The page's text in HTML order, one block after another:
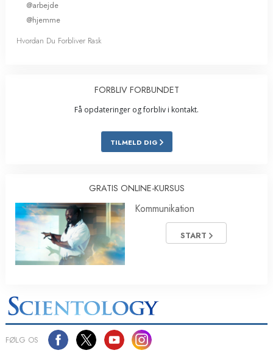
@arbejde
@hjemme
Hvordan Du Forbliver Rask
FORBLIV FORBUNDET
Få opdateringer og forbliv i kontakt.
TILMELD DIG
GRATIS ONLINE-KURSUS
Kommunikation
START
FØLG OS